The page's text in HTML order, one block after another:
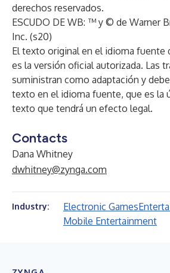
derechos reservados.
ESCUDO DE WB: ™ y © de Warner
Inc. (s20)
El texto original en el idioma fuente
es la versión oficial autorizada. Las
suministran como adaptación y
texto en el idioma fuente, que es la
texto que tendrá un efecto legal.
Contacts
Dana Whitney
dwhitney@zynga.com
Industry: Electronic Games
Mobile Entertainment